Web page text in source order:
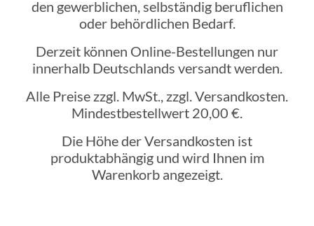
den gewerblichen, selbständig beruflichen
oder behördlichen Bedarf.
Derzeit können Online-Bestellungen nur
innerhalb Deutschlands versandt werden.
Alle Preise zzgl. MwSt., zzgl. Versandkosten.
Mindestbestellwert 20,00 €.
Die Höhe der Versandkosten ist
produktabhängig und wird Ihnen im
Warenkorb angezeigt.